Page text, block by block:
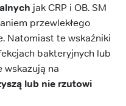
jak CRP i OB. SM
przewlekłego
Natomiast te wskaźniki
bakteryjnych lub
wskazują na
lub nie rzutowi